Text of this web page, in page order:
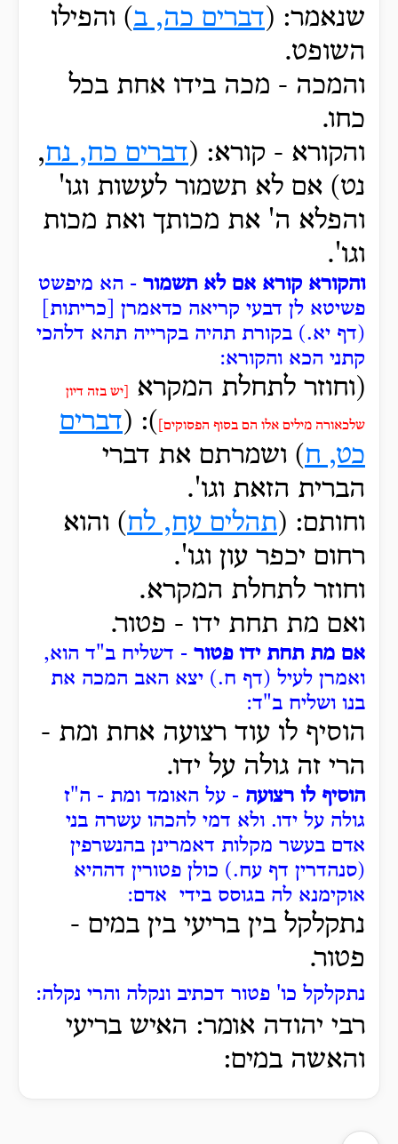
שנאמר: (דברים כה, ב) והפילו
השופט.
והמכה - מכה בידו אחת בכל
כחו.
והקורא - קורא: (דברים כח, נח,
נט) אם לא תשמור לעשות וגו'
והפלא ה' את מכותך ואת מכות
וגו'.
והקורא קורא אם לא תשמור - הא מיפשט
פשיטא לן דבעי קריאה כדאמרן [כריתות]
(דף יא.) בקורת תהיה בקרייה תהא דלהכי
קתני הכא והקורא:
(וחוזר לתחלת המקרא [יש בזה דיון
שלכאורה מילים אלו הם בסוף הפסוקים] ): (דברים
כט, ח) ושמרתם את דברי
הברית הזאת וגו'.
וחותם: (תהלים עח, לח) והוא
רחום יכפר עון וגו'.
וחוזר לתחלת המקרא.
ואם מת תחת ידו - פטור.
אם מת תחת ידו פטור - דשליח ב"ד הוא,
ואמרן לעיל (דף ח.) יצא האב המכה את
בנו ושליח ב"ד:
הוסיף לו עוד רצועה אחת ומת -
הרי זה גולה על ידו.
הוסיף לו רצועה - על האומד ומת - ה"ז
גולה על ידו. ולא דמי להכהו עשרה בני
אדם בעשר מקלות דאמרינן בהנשרפין
(סנהדרין דף עח.) כולן פטורין דההיא
אוקימנא לה בגוסס בידי אדם:
נתקלקל בין בריעי בין במים -
פטור.
נתקלקל כו' פטור דכתיב ונקלה והרי נקלה:
רבי יהודה אומר: האיש בריעי
והאשה במים: